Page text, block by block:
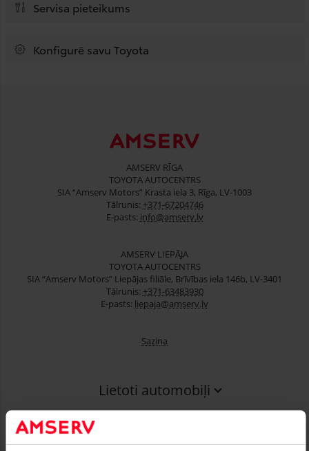
Servisa pieteikums
Konfigurē savu Toyota
AMSERV RĪGA
TOYOTA AUTOCENTRS
SIA “Amserv Motors” Krasta iela 3, Rīga, LV-1003
Tālrunis: +371-67204746
E-pasts: info@amserv.lv
AMSERV LIEPĀJA
TOYOTA AUTOCENTRS
SIA “Amserv Motors” Liepājas filiāle, Brīvības iela 146b, LV-3401
Tālrunis: +371-63483930
E-pasts: liepaja@amserv.lv
Saziņa
Lietoti automobiļi
Serviss